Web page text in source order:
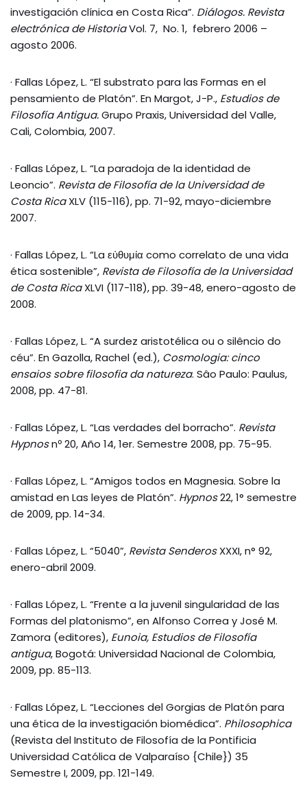
investigación clínica en Costa Rica”. Diálogos. Revista
electrónica de HistoriaVol. 7, No. 1, febrero 2006 –
agosto 2006.
· Fallas López, L. “El substrato para las Formas en el
pensamiento de Platón”. En Margot, J-P., Estudios de
Filosofía Antigua.Grupo Praxis, Universidad del Valle,
Cali, Colombia, 2007.
· Fallas López, L. “La paradoja de la identidad de
Leoncio”. Revista de Filosofía de la Universidad de
Costa RicaXLV (115-116), pp. 71-92, mayo-diciembre
2007.
· Fallas López, L. “La εὐθυμία como correlato de una vida
ética sostenible”, Revista de Filosofía de la Universidad
de Costa RicaXLVI (117-118), pp. 39-48, enero-agosto de
2008.
· Fallas López, L. “A surdez aristotélica ou o silêncio do
céu”. En Gazolla, Rachel (ed.), Cosmologia: cinco
ensaios sobre filosofia da natureza. Sâo Paulo: Paulus,
2008, pp. 47-81.
· Fallas López, L. “Las verdades del borracho”. Revista
Hypnosnº 20, Año 14, 1er. Semestre 2008, pp. 75-95.
· Fallas López, L. “Amigos todos en Magnesia. Sobre la
amistad en Las leyes de Platón”. Hypnos22, 1° semestre
de 2009, pp. 14-34.
· Fallas López, L. “5040”, Revista SenderosXXXI, n° 92,
enero-abril 2009.
· Fallas López, L. “Frente a la juvenil singularidad de las
Formas del platonismo”, en Alfonso Correa y José M.
Zamora (editores), Eunoia, Estudios de Filosofía
antigua, Bogotá: Universidad Nacional de Colombia,
2009, pp. 85-113.
· Fallas López, L. “Lecciones del Gorgias de Platón para
una ética de la investigación biomédica”. Philosophica
(Revista del Instituto de Filosofía de la Pontificia
Universidad Católica de Valparaíso {Chile}) 35
Semestre I, 2009, pp. 121-149.